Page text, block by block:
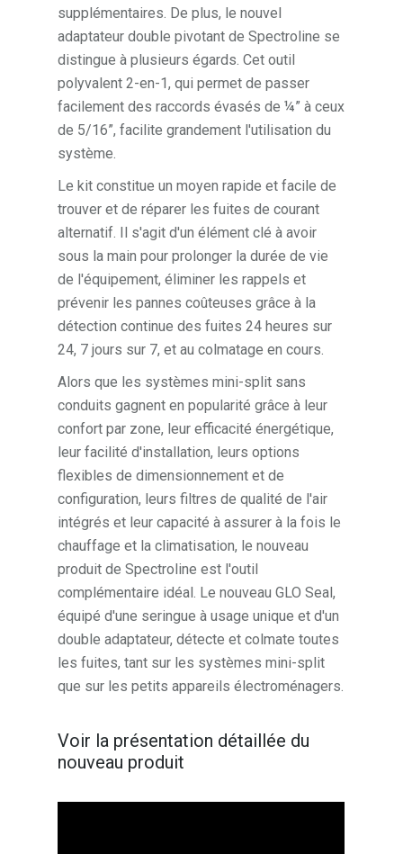
supplémentaires. De plus, le nouvel
adaptateur double pivotant de Spectroline se
distingue à plusieurs égards. Cet outil
polyvalent 2-en-1, qui permet de passer
facilement des raccords évasés de ¼” à ceux
de 5/16”, facilite grandement l'utilisation du
système.
Le kit constitue un moyen rapide et facile de
trouver et de réparer les fuites de courant
alternatif. Il s'agit d'un élément clé à avoir
sous la main pour prolonger la durée de vie
de l'équipement, éliminer les rappels et
prévenir les pannes coûteuses grâce à la
détection continue des fuites 24 heures sur
24, 7 jours sur 7, et au colmatage en cours.
Alors que les systèmes mini-split sans
conduits gagnent en popularité grâce à leur
confort par zone, leur efficacité énergétique,
leur facilité d'installation, leurs options
flexibles de dimensionnement et de
configuration, leurs filtres de qualité de l'air
intégrés et leur capacité à assurer à la fois le
chauffage et la climatisation, le nouveau
produit de Spectroline est l'outil
complémentaire idéal. Le nouveau GLO Seal,
équipé d'une seringue à usage unique et d'un
double adaptateur, détecte et colmate toutes
les fuites, tant sur les systèmes mini-split
que sur les petits appareils électroménagers.
Voir la présentation détaillée du
nouveau produit